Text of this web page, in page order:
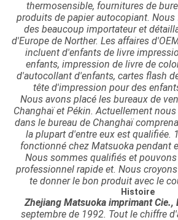
thermosensible, fournitures de
produits de papier autocopiant.
des beaucoup importateur et
d'Europe de Norther. Les affaires
incluent d'enfants de livre
enfants, impression de livre de
d'autocollant d'enfants, cartes flash
tête d'impression pour des
Nous avons placé les bureaux de
Changhaï et Pékin. Actuellement
dans le bureau de Changhaï
la plupart d'entre eux est qualifiée.
fonctionné chez Matsuoka pendant
Nous sommes qualifiés et
professionnel rapide et. Nous
te donner le bon produit avec le
Histoire
Zhejiang Matsuoka imprimant Cie.,
septembre de 1992. Tout le chiffre